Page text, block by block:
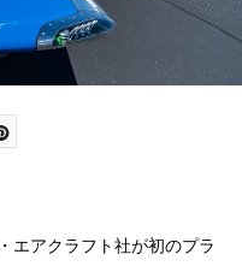
エアクラフト社が初のプラ